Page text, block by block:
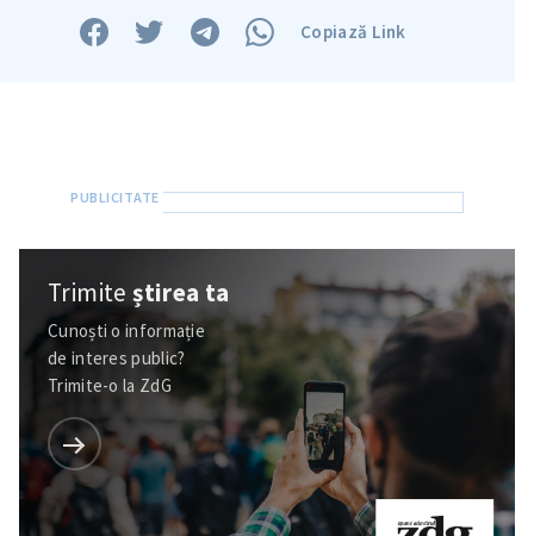
Copiază Link
Trimiteștirea ta
Cunoști o informație
de interes public?
Trimite-o la ZdG
Telefon
+ Telefon personal
Am citit și sunt de
confidențialitate
TRIMITE ȘTIREA